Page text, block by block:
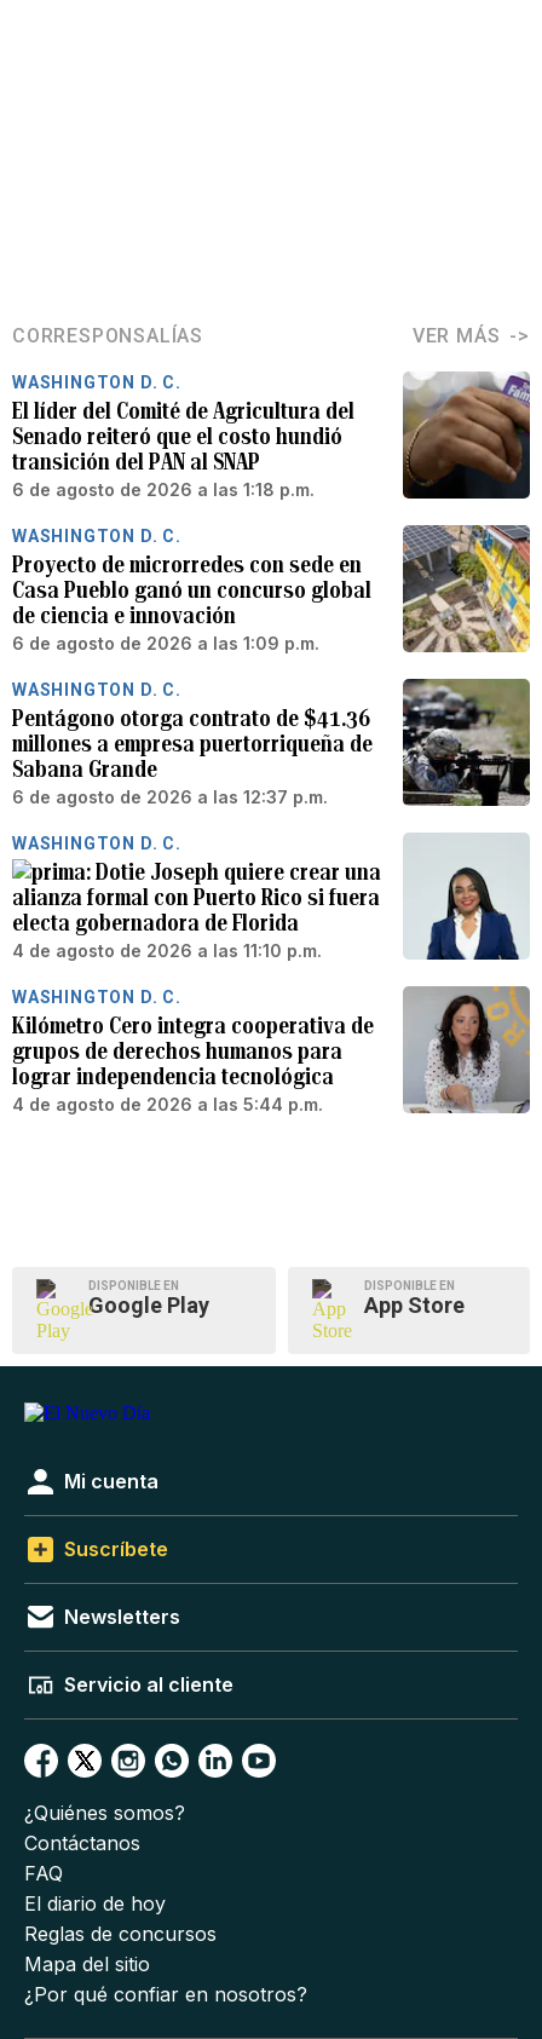
CORRESPONSALÍAS VER MÁS
WASHINGTON D. C.
El líder del Comité de Agricultura del
Senado reiteró que el costo hundió
transición del PAN al SNAP
6 de agosto de 2026 a las 1:18 p.m.
WASHINGTON D. C.
Proyecto de microrredes con sede en
Casa Pueblo ganó un concurso global
de ciencia e innovación
6 de agosto de 2026 a las 1:09 p.m.
WASHINGTON D. C.
Pentágono otorga contrato de $41.36
millones a empresa puertorriqueña de
Sabana Grande
6 de agosto de 2026 a las 12:37 p.m.
WASHINGTON D. C.
Dotie Joseph quiere crear una
alianza formal con Puerto Rico si fuera
electa gobernadora de Florida
4 de agosto de 2026 a las 11:10 p.m.
WASHINGTON D. C.
Kilómetro Cero integra cooperativa de
grupos de derechos humanos para
lograr independencia tecnológica
4 de agosto de 2026 a las 5:44 p.m.
DISPONIBLE EN
Google Play
DISPONIBLE EN
App Store
Mi cuenta
Suscríbete
Newsletters
Servicio al cliente
¿Quiénes somos?
Contáctanos
FAQ
El diario de hoy
Reglas de concursos
Mapa del sitio
¿Por qué confiar en nosotros?